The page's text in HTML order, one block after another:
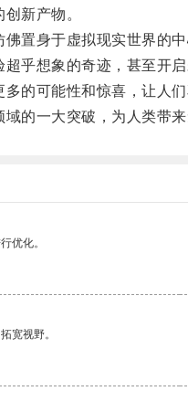
新产物。
身于虚拟现实世界的中
想象的奇迹，甚至开启
可能性和惊喜，让人们
一大突破，为人类带来
优化。
宽视野。